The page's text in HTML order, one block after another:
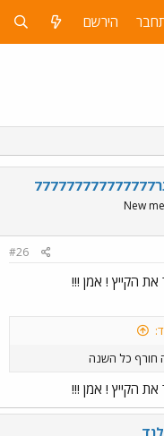
הירשם
New
#26
הקייץ ! אמן !!!
חורף כל השנה
הקייץ ! אמן !!!